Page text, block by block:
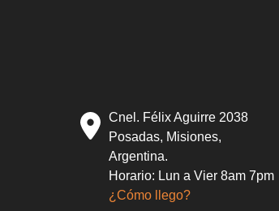
Cnel. Félix Aguirre 2038
Posadas, Misiones,
Argentina.
Horario: Lun a Vier 8am 7pm
¿Cómo llego?